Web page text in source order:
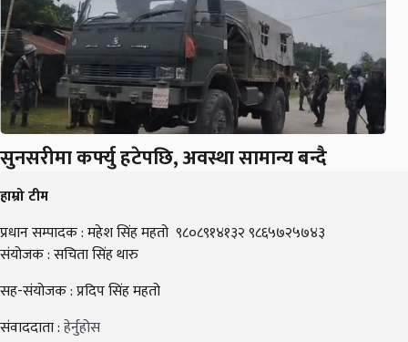
सुनसरीमा कर्फ्यु हटेपछि, अवस्था सामान्य बन्दै
हाम्रो टीम
प्रधान सम्पादक : महेश सिंह महतो ९८०८९१४१३२ ९८६५७२५७४३
संयोजक : सचिता सिंह थारु
सह-संयोजक : प्रदिप सिंह महतो
संवाददाता :हेर्नुहोस